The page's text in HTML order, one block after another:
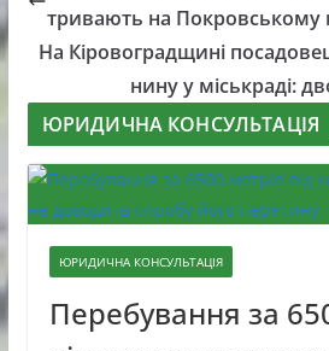
тривають на Покровському
На Кіровоградщині
нину у міськраді:
ЮРИДИЧНА КОНСУЛЬТАЦІЯ
ЮРИДИЧНА КОНСУЛЬТАЦІЯ
Перебування за